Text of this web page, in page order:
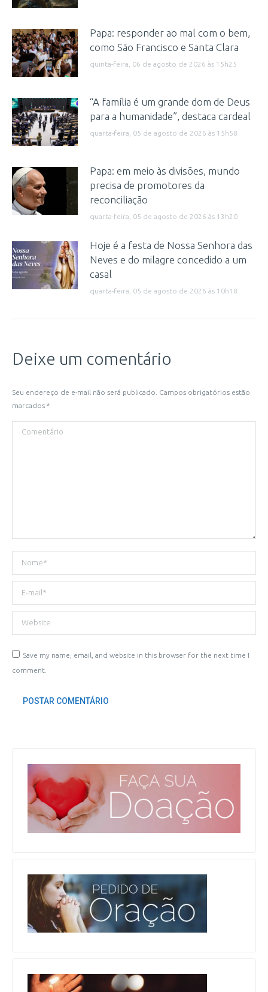
Papa: responder ao mal com o bem,
como São Francisco e Santa Clara
quinta-feira, 06 de agosto de 2026 às 15h25
“A família é um grande dom de Deus
para a humanidade”, destaca cardeal
quarta-feira, 05 de agosto de 2026 às 15h58
Papa: em meio às divisões, mundo
precisa de promotores da
reconciliação
quarta-feira, 05 de agosto de 2026 às 13h20
Hoje é a festa de Nossa Senhora das
Neves e do milagre concedido a um
casal
quarta-feira, 05 de agosto de 2026 às 10h18
Deixe um comentário
Seu endereço de e-mail não será publicado. Campos obrigatórios estão
marcados *
Comentário
Nome *
E-mail *
Website
Save my name, email, and website in this browser for the next time I
comment.
POSTAR COMENTÁRIO